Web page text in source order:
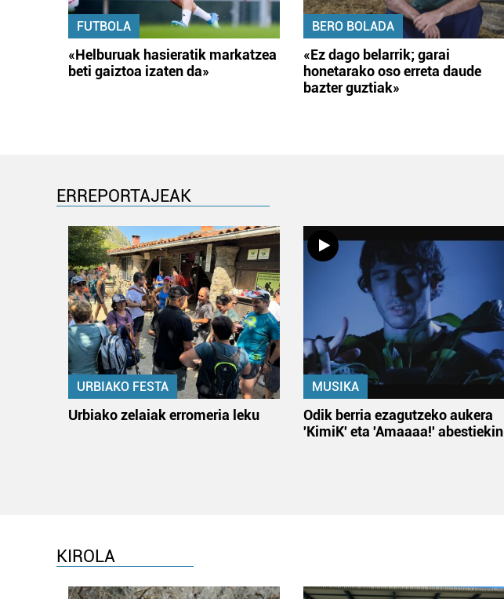
FUTBOLA
«Helburuak hasieratik markatzea
beti gaiztoa izaten da»
BERO BOLADA
«Ez dago belarrik; garai
honetarako oso erreta daude
bazter guztiak»
ERREPORTAJEAK
URBIAKO FESTA
Urbiako zelaiak erromeria leku
MUSIKA
Odik berria ezagutzeko aukera
'KimiK' eta 'Amaaaa!' abestiekin
KIROLA